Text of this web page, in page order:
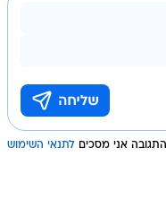
אני מסכים לתנאי השימוש